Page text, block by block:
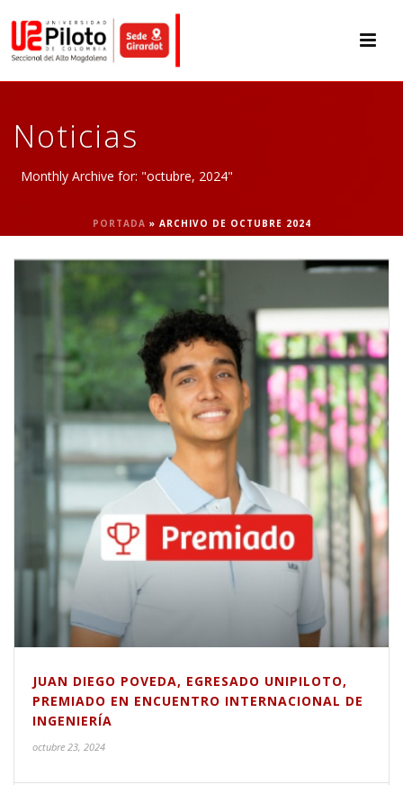
Noticias
Monthly Archive for: "octubre, 2024"
PORTADA » ARCHIVO DE OCTUBRE 2024
JUAN DIEGO POVEDA, EGRESADO UNIPILOTO,
PREMIADO EN ENCUENTRO INTERNACIONAL DE
INGENIERÍA
octubre 23, 2024